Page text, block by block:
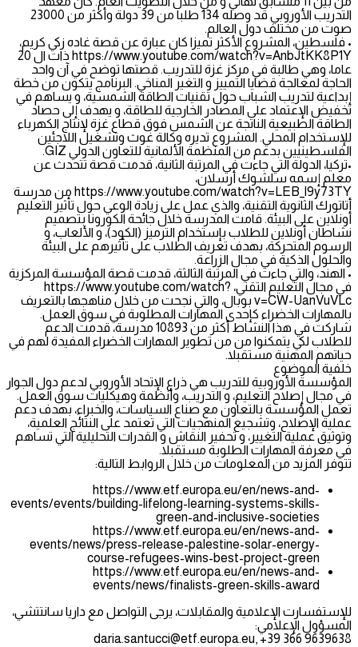
التدريب الأوروبي قد وصله 134 طلبا من 39 دولة وأكثر من 23000
صوت من مختلف دول العالم.
• فلسطين، المشروع الأكثر تميزا كان عبارة عن قصة غاده زكي كريم،
https://www.youtube.com/watch?v=AnbJtKK8P1Y ذات ال 20
عاما، وهي طالبة في مركز غزة للتدريب. قصتها توضح في آن واحد
الحاجة لمعالجة قضايا التمييز و التغير المناخي. البرنامج يتكون من خطة
إبداعية لتدريب الشباب حول تقنيات الطاقة الشمسية، و يساهم في
تخفيض الإعتماد على المصادر الخارجية للطاقة، و يهدف إلى حصاد
الطاقة الطبيعية الناتجة عن الشمس فوق قطاع غزة لإنتاج الكهرباء
للإستخدام المحلي. المشروع تديره وكالة غوث وتشغيل اللاجئين
الفلسطينيين بدعم من المنظمة الألمانية للتعاون الدولي GIZ.
•تركيا، الدولة التي جاءت في المرتبة الثانية، قدمت قصة تتحدث عن
معلم إسمه سلشوك أرسلان،
https://www.youtube.com/watch?v=LEB_l9y73TY من مدرسة
أتاتورك الثانوية التقنية، والذي عمل على زيادة الوعي حول تأثير التعليم
أونلاين على البيئة. قامت المدرسة خلال جائحة الكورونا بتصميم
نشاطان أونلاين للطلاب بإستخدام الترميز (الكود)، و الألعاب، و
الرسوم المتحركة، بهدف تعريف الطلاب على تأثيرهم على البيئة
والحلول الذكية في مجال الزراعة.
• الهند، والتي جاءت في المرتبة الثالثة، قدمت قصة المؤسسة المركزية
في مجال التعليم التقني، https://www.youtube.com/watch?
v=CW-UanVuVLc بوبال، والتي نجحت من خلال مناهجها بالتعريف
بالمهارات الخضراء كإحدى المهارات المطلوبة في سوق العمل.
شاركت في هذا النشاط أكثر من 10893 مدرسة، قدمت الدعم
للطلاب لكي يتمكنوا من من تطوير المهارات الخضراء المفيدة لهم في
حياتهم المهنية مستقبلا.
خلفية الموضوع
المؤسسة الأوروبية للتدريب هي ذراع الإتحاد الأوروبي لدعم دول الجوار
في مجال إصلاح التعليم، و التدريب، وأنظمة وهيكليات سوق العمل.
تعمل المؤسسة بالتعاون مع صناع السياسات، والخبراء، بهدف دعم
عملية الإصلاح، وتشجيع المنهجيات التي تعتمد على النتائج العلمية،
وتوثيق عملية التغيير، و تحفير النقاش و القدرات التحليلية التي تساهم
في معرفة المهارات الطلوبة مستقبلا.
تتوفر المزيد من المعلومات من خلال الروابط التالية:
https://www.etf.europa.eu/en/news-and-
events/events/building-lifelong-learning-systems-skills-
green-and-inclusive-societies
https://www.etf.europa.eu/en/news-and-
events/news/press-release-palestine-solar-energy-
course-refugees-wins-best-project-green
https://www.etf.europa.eu/en/news-and-
events/news/finalists-green-skills-award
للإستفسارت الإعلامية والمقابلات، يرجى التواصل مع داريا سانتتشي،
المسؤول الإعلامي:
daria.santucci@etf.europa.eu, +39 366 9639638